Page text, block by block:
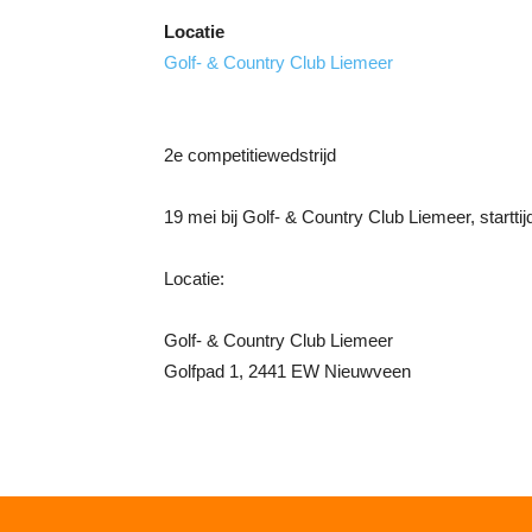
Locatie
Golf- & Country Club Liemeer
2e competitiewedstrijd
19 mei bij Golf- & Country Club Liemeer,
Locatie:
Golf- & Country Club Liemeer
Golfpad 1, 2441 EW Nieuwveen